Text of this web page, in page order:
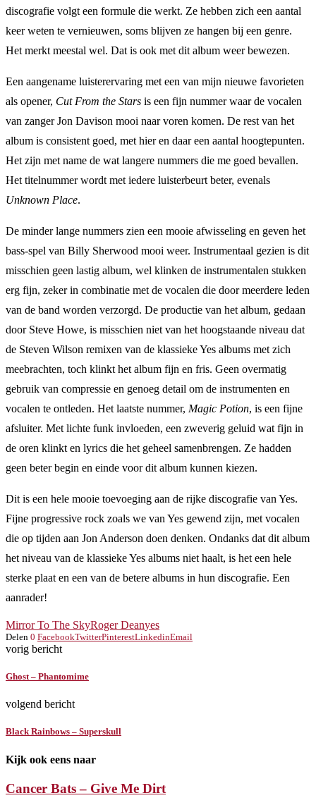
discografie volgt een formule die werkt. Ze hebben zich een aantal
keer weten te vernieuwen, soms blijven ze hangen bij een genre.
Het merkt meestal wel. Dat is ook met dit album weer bewezen.
Een aangename luisterervaring met een van mijn nieuwe favorieten
als opener, Cut From the Stars is een fijn nummer waar de vocalen
van zanger Jon Davison mooi naar voren komen. De rest van het
album is consistent goed, met hier en daar een aantal hoogtepunten.
Het zijn met name de wat langere nummers die me goed bevallen.
Het titelnummer wordt met iedere luisterbeurt beter, evenals
Unknown Place.
De minder lange nummers zien een mooie afwisseling en geven het
bass-spel van Billy Sherwood mooi weer. Instrumentaal gezien is dit
misschien geen lastig album, wel klinken de instrumentalen stukken
erg fijn, zeker in combinatie met de vocalen die door meerdere leden
van de band worden verzorgd. De productie van het album, gedaan
door Steve Howe, is misschien niet van het hoogstaande niveau dat
de Steven Wilson remixen van de klassieke Yes albums met zich
meebrachten, toch klinkt het album fijn en fris. Geen overmatig
gebruik van compressie en genoeg detail om de instrumenten en
vocalen te ontleden. Het laatste nummer, Magic Potion, is een fijne
afsluiter. Met lichte funk invloeden, een zweverig geluid wat fijn in
de oren klinkt en lyrics die het geheel samenbrengen. Ze hadden
geen beter begin en einde voor dit album kunnen kiezen.
Dit is een hele mooie toevoeging aan de rijke discografie van Yes.
Fijne progressive rock zoals we van Yes gewend zijn, met vocalen
die op tijden aan Jon Anderson doen denken. Ondanks dat dit album
het niveau van de klassieke Yes albums niet haalt, is het een hele
sterke plaat en een van de betere albums in hun discografie. Een
aanrader!
Mirror To The SkyRoger Deanyes
Delen 0 FacebookTwitterPinterestLinkedinEmail
vorig bericht
Ghost – Phantomime
volgend bericht
Black Rainbows – Superskull
Kijk ook eens naar
Cancer Bats – Give Me Dirt